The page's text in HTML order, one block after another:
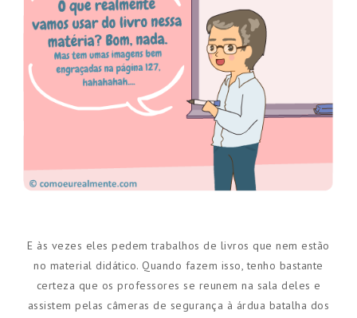
E às vezes eles pedem trabalhos de livros que nem estão
no material didático. Quando fazem isso, tenho bastante
certeza que os professores se reunem na sala deles e
assistem pelas câmeras de segurança à árdua batalha dos